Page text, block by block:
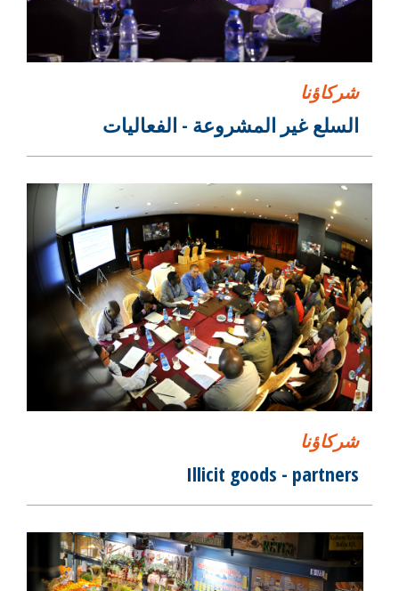
شركاؤنا
السلع غير المشروعة - الفعاليات
شركاؤنا
Illicit goods - partners